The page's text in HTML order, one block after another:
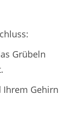
Grübeln
Ihrem Gehirn